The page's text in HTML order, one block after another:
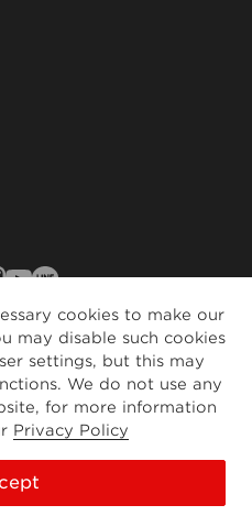
cookies to make our
may disable such cookies
settings, but this may
We do not use any
for more information
Privacy Policy
Active. All rights